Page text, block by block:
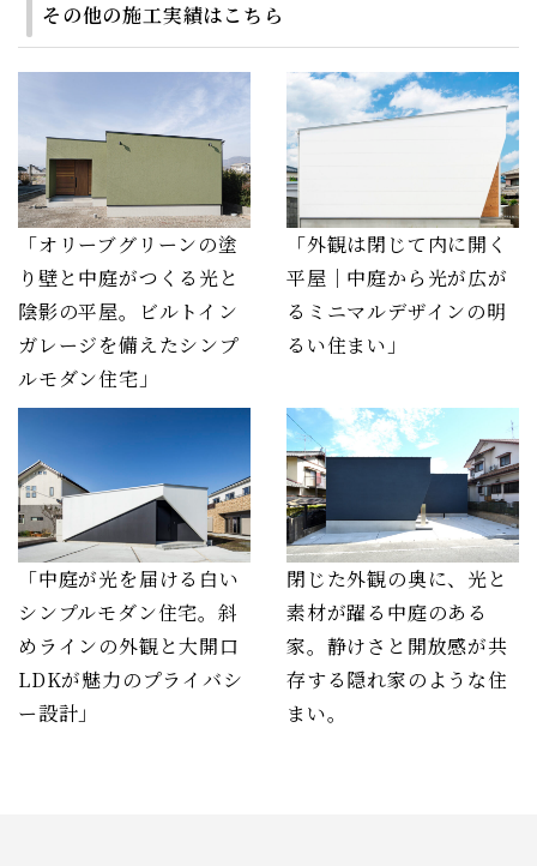
その他の施工実績はこちら
「オリーブグリーンの塗
り壁と中庭がつくる光と
陰影の平屋。ビルトイン
ガレージを備えたシンプ
ルモダン住宅」
「外観は閉じて内に開く
平屋｜中庭から光が広が
るミニマルデザインの明
るい住まい」
「中庭が光を届ける白い
シンプルモダン住宅。斜
めラインの外観と大開口
LDKが魅力のプライバシ
ー設計」
閉じた外観の奥に、光と
素材が躍る中庭のある
家。静けさと開放感が共
存する隠れ家のような住
まい。